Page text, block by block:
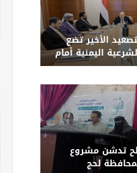
الأخير تضع
اليمنية أمام
الانقلاب
تدشن مشروع
لحج